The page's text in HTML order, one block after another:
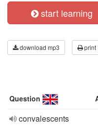
start learning
download mp3 print
Question
convalescents